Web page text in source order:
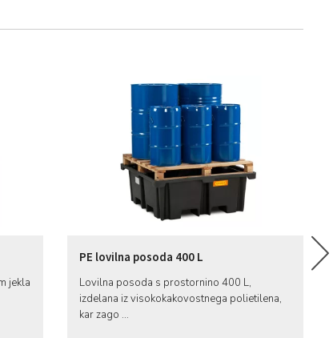
jekla
PE lovilna posoda 400 L
Lovilna posoda s prostornino 400 L,
izdelana iz visokokakovostnega polietilena,
kar zago ...